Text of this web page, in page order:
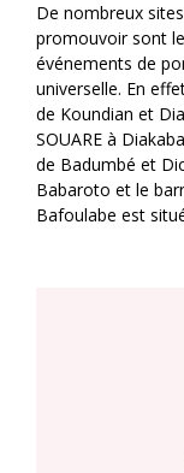
De nombreux
promouvoir sont
événements de
universelle. En
de Koundian et
SOUARE à
de Badumbé et
Babaroto et le
Bafoulabe est